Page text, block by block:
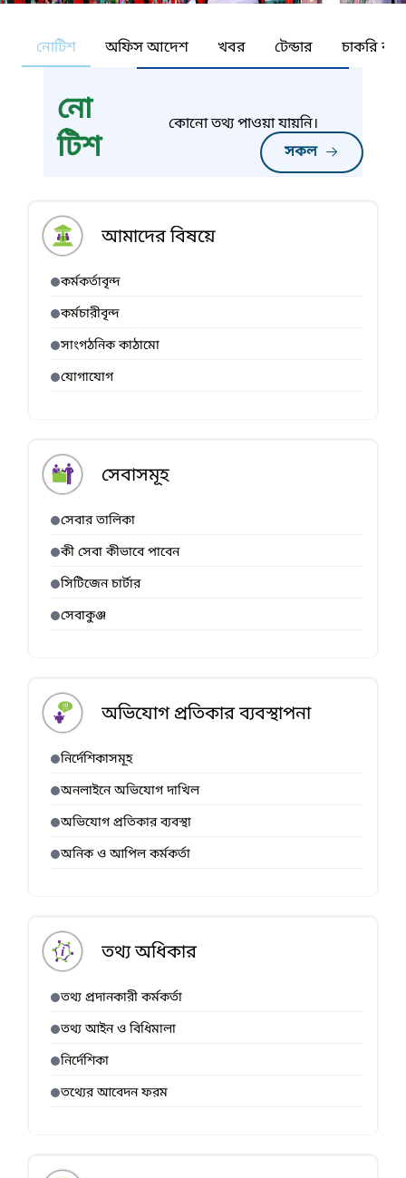
নোটিশ অফিস আদেশ খবর টেন্ডার চাকরি
নো
টিশ
সকল
কোনো তথ্য পাওয়া যায়নি।
আমাদের বিষয়ে
কর্মকর্তাবৃন্দ
কর্মচারীবৃন্দ
সাংগঠনিক কাঠামো
যোগাযোগ
সেবাসমূহ
সেবার তালিকা
কী সেবা কীভাবে পাবেন
সিটিজেন চার্টার
সেবাকুঞ্জ
অভিযোগ প্রতিকার ব্যবস্থাপনা
নির্দেশিকাসমূহ
অনলাইনে অভিযোগ দাখিল
অভিযোগ প্রতিকার ব্যবস্থা
অনিক ও আপিল কর্মকর্তা
তথ্য অধিকার
তথ্য প্রদানকারী কর্মকর্তা
তথ্য আইন ও বিধিমালা
নির্দেশিকা
তথ্যের আবেদন ফরম